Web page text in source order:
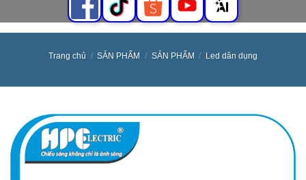
Trang chủ / SẢN PHẨM / SẢN PHẨM / Led dân dụng